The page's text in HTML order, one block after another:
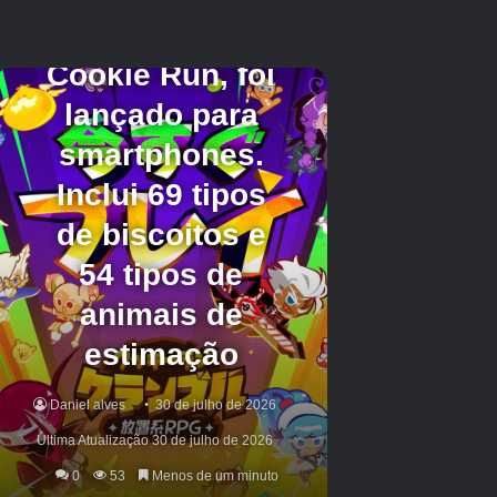
teclados com temas de Pikachu, ratos para
jogos e mousepads. A recente colaboração de
Razer comJogo de lulaCascos incluídos para
o Razer Orochi V2, então aqueles que já
possuem o mouse podem esperar trocar sua
cobertura com umPokémon-i -tema. Embora
os casos de telefone também sejam uma
possibilidade, eles parecem menos propensos
a acontecer aqui, já que já existem numerosos
PokémonCasos de telefone disponíveis.
Enquanto Razer ePokémonPermanecendo de
boca fechada, os fãs devem se preparar para
17 de julho, pois as revelações podem se
esgotar rapidamente.